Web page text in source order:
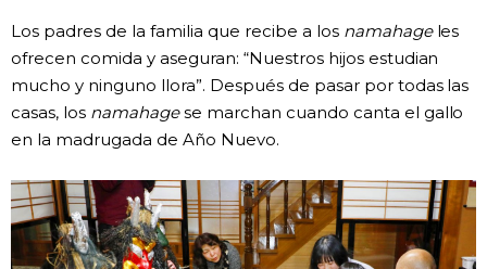
Los padres de la familia que recibe a los namahageles
ofrecen comida y aseguran: “Nuestros hijos estudian
mucho y ninguno llora”. Después de pasar por todas las
casas, los namahagese marchan cuando canta el gallo
en la madrugada de Año Nuevo.